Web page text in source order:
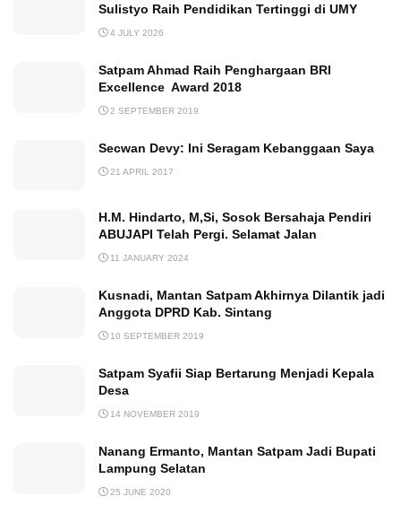
Sulistyo Raih Pendidikan Tertinggi di UMY
4 JULY 2026
Satpam Ahmad Raih Penghargaan BRI
Excellence Award 2018
2 SEPTEMBER 2019
Secwan Devy: Ini Seragam Kebanggaan Saya
21 APRIL 2017
H.M. Hindarto, M,Si, Sosok Bersahaja Pendiri
ABUJAPI Telah Pergi. Selamat Jalan
11 JANUARY 2024
Kusnadi, Mantan Satpam Akhirnya Dilantik jadi
Anggota DPRD Kab. Sintang
10 SEPTEMBER 2019
Satpam Syafii Siap Bertarung Menjadi Kepala
Desa
14 NOVEMBER 2019
Nanang Ermanto, Mantan Satpam Jadi Bupati
Lampung Selatan
25 JUNE 2020